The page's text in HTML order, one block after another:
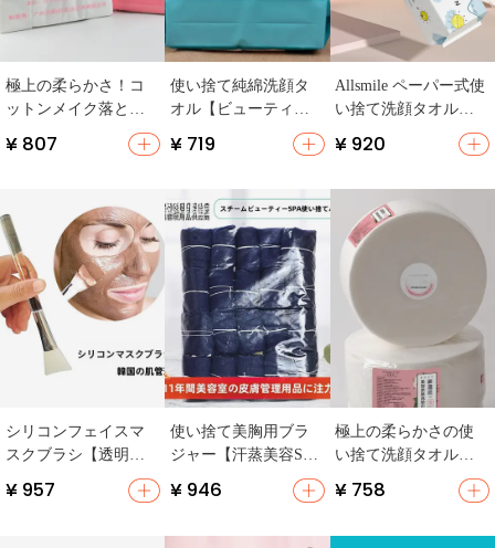
極上の柔らかさ！コ
ットンメイク落とし
パッド【美容院用・
無毛・化粧用】（セ
¥ 807
使い捨て純綿洗顔タ
オル【ビューティー
サロン用・赤ちゃん
用・ロールタイプ】
¥ 719
Allsmile ペーパー式使
い捨て洗顔タオル
【厚手・男女兼用・
美容院用】
¥ 920
シリコンフェイスマ
スクブラシ【透明ア
クリルハンドル・ソ
フトヘッド・DIY美容
¥ 957
使い捨て美胸用ブラ
ジャー【汗蒸美容SPA
用・快適フィット】
¥ 946
極上の柔らかさの使
い捨て洗顔タオル
判・美容院用】
¥ 758